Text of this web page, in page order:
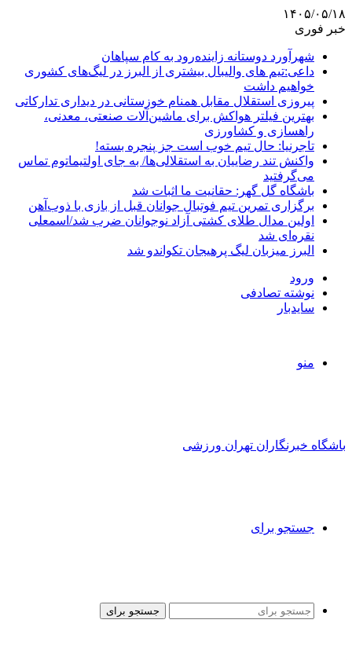
۱۴۰۵/۰۵/۱۸
خبر فوری
شهرآورد دوستانه زاینده‌رود به کام سپاهان
داعی:تیم های والیبال بیشتری از البرز در لیگ‌های کشوری
خواهیم داشت
پیروزی استقلال مقابل همنام خوزستانی در دیداری تدارکاتی
بهترین فیلتر هواکش برای ماشین‌آلات صنعتی، معدنی،
راهسازی و کشاورزی
تاجرنیا: حال تیم خوب است جز پنجره بسته!
واکنش تند رضاییان به استقلالی‌ها/ به جای اولتیماتوم تماس
می‌گرفتید
باشگاه گل گهر: حقانیت ما اثبات شد
برگزاری تمرین تیم فوتبال جوانان قبل از بازی با ذوب‌آهن
اولین مدال طلای کشتی آزاد نوجوانان ضرب شد/اسمعلی
نقره‌ای شد
البرز میزبان لیگ پرهیجان تکواندو شد
ورود
نوشته تصادفی
سایدبار
منو
باشگاه خبرنگاران تهران ورزشی
جستجو برای
جستجو برای